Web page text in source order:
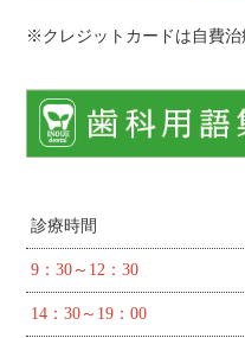
※クレジットカードは自費治
診療時間
9：30～12：30
14：30～19：00